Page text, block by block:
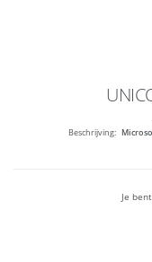
Beschrijving:
Je